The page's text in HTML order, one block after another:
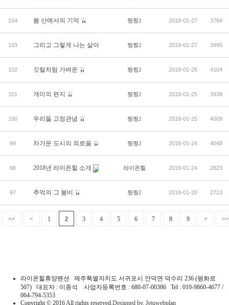
104 봄 산에서의 기억 찡찡2 2018-01-27 3764
103 그리고 그렇게 나는 살아있다 찡찡2 2018-01-27 3995
102 깃털처럼 가벼운 찡찡2 2018-01-26 4104
101 개미의 편지 찡찡2 2018-01-25 3938
100 우리들 고정관념 찡찡2 2018-01-25 4009
99 차가운 도시의 외로움 찡찡2 2018-01-24 4048
98 2018년 라이온힐 소개 라이온힐 2018-01-24 2823
97 추억의 그 봄비 찡찡2 2018-01-20 2713
<< < 1 2 3 4 5 6 7 8 9 > >>
라이온힐휴양펜션 제주특별자치도 서귀포시 안덕면 덕수리 236 (평화로
507) 대표자 : 이종석 사업자등록번호 : 680-07-00386 Tel : 010-9860-4677 /
064-794-5353
Copyright © 2016 All rights reserved.Designed by. Jejuwebplan